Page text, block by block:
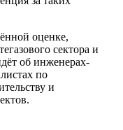
оценке,
сектора и
об инженерах-
по
и